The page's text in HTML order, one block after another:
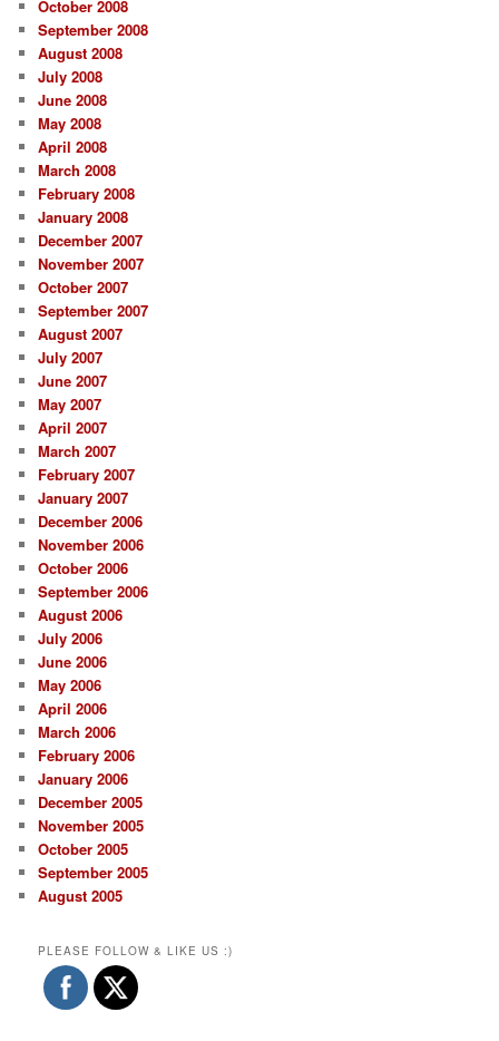
October 2008
September 2008
August 2008
July 2008
June 2008
May 2008
April 2008
March 2008
February 2008
January 2008
December 2007
November 2007
October 2007
September 2007
August 2007
July 2007
June 2007
May 2007
April 2007
March 2007
February 2007
January 2007
December 2006
November 2006
October 2006
September 2006
August 2006
July 2006
June 2006
May 2006
April 2006
March 2006
February 2006
January 2006
December 2005
November 2005
October 2005
September 2005
August 2005
PLEASE FOLLOW & LIKE US :)